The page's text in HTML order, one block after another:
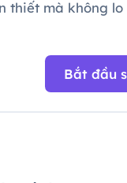
thiết mà không lo
Bắt đầu